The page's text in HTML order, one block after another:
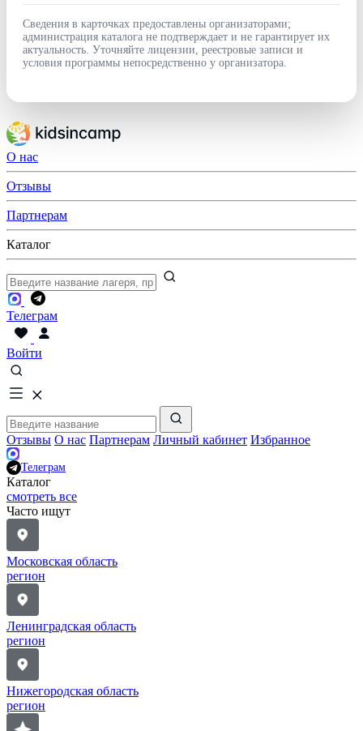
Сведения в карточках предоставлены организаторами;
администрация каталога не подтверждает и не гарантирует их
актуальность. Уточняйте лицензии, реестровые записи и
условия программы непосредственно у организатора.
О нас
Отзывы
Партнерам
Каталог
Телеграм
Войти
Отзывы О нас Партнерам Личный кабинет Избранное
Телеграм
Каталог
смотреть все
Часто ищут
Московская область
регион
Ленинградская область
регион
Нижегородская область
регион